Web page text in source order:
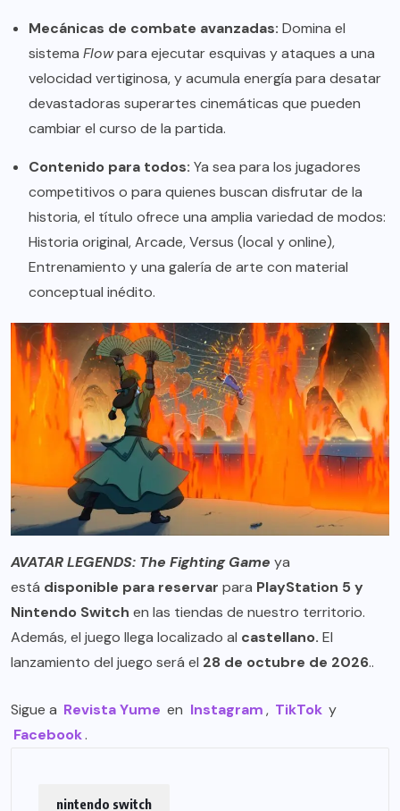
Mecánicas de combate avanzadas: Domina el
sistema Flowpara ejecutar esquivas y ataques a una
velocidad vertiginosa, y acumula energía para desatar
devastadoras superartes cinemáticas que pueden
cambiar el curso de la partida.
Contenido para todos: Ya sea para los jugadores
competitivos o para quienes buscan disfrutar de la
historia, el título ofrece una amplia variedad de modos:
Historia original, Arcade, Versus (local y online),
Entrenamiento y una galería de arte con material
conceptual inédito.
AVATAR LEGENDS: The Fighting Game ya
está disponible para reservar para PlayStation 5 y
Nintendo Switch en las tiendas de nuestro territorio.
Además, el juego llega localizado al castellano. El
lanzamiento del juego será el 28 de octubre de 2026..
Sigue a Revista Yume en Instagram, TikTok y
Facebook.
nintendo switch